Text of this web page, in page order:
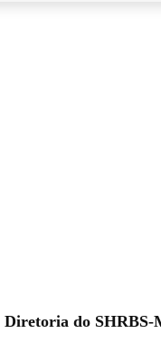
Diretoria do SHRBS-